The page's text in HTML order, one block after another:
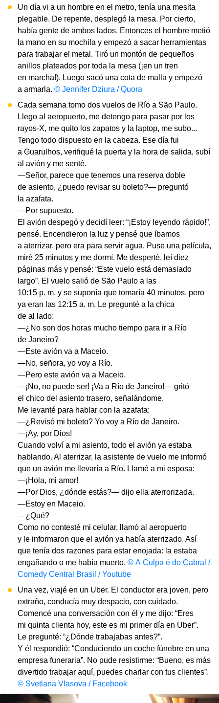
Un día vi a un hombre en el metro, tenía una mesita
plegable. De repente, desplegó la mesa. Por cierto,
había gente de ambos lados. Entonces el hombre metió
la mano en su mochila y empezó a sacar herramientas
para trabajar el metal. Tiró un montón de pequeños
anillos plateados por toda la mesa (¡en un tren
en marcha!). Luego sacó una cota de malla y empezó
a armarla. © Jennifer Dziura / Quora
Cada semana tomo dos vuelos de Río a São Paulo.
Llego al aeropuerto, me detengo para pasar por los
rayos-X, me quito los zapatos y la laptop, me subo...
Tengo todo dispuesto en la cabeza. Ese día fui
a Guarulhos, verifiqué la puerta y la hora de salida, subí
al avión y me senté.
—Señor, parece que tenemos una reserva doble
de asiento, ¿puedo revisar su boleto?— preguntó
la azafata.
—Por supuesto.
El avión despegó y decidí leer: “¡Estoy leyendo rápido!”,
pensé. Encendieron la luz y pensé que íbamos
a aterrizar, pero era para servir agua. Puse una película,
miré 25 minutos y me dormí. Me desperté, leí diez
páginas más y pensé: “Este vuelo está demasiado
largo”. El vuelo salió de São Paulo a las
10:15 p. m. y se suponía que tomaría 40 minutos, pero
ya eran las 12:15 a. m. Le pregunté a la chica
de al lado:
—¿No son dos horas mucho tiempo para ir a Río
de Janeiro?
—Este avión va a Maceio.
—No, señora, yo voy a Río.
—Pero este avión va a Maceio.
—¡No, no puede ser! ¡Va a Río de Janeiro!— gritó
el chico del asiento trasero, señalándome.
Me levanté para hablar con la azafata:
—¿Revisó mi boleto? Yo voy a Río de Janeiro.
—¡Ay, por Dios!
Cuando volví a mi asiento, todo el avión ya estaba
hablando. Al aterrizar, la asistente de vuelo me informó
que un avión me llevaría a Río. Llamé a mi esposa:
—¡Hola, mi amor!
—Por Dios, ¿dónde estás?— dijo ella aterrorizada.
—Estoy en Maceio.
—¿Qué?
Como no contesté mi celular, llamó al aeropuerto
y le informaron que el avión ya había aterrizado. Así
que tenía dos razones para estar enojada: la estaba
engañando o me había muerto. © A Culpa é do Cabral /
Comedy Central Brasil / Youtube
Una vez, viajé en un Uber. El conductor era joven, pero
extraño, conducía muy despacio, con cuidado.
Comencé una conversación con él y me dijo: “Eres
mi quinta clienta hoy, este es mi primer día en Uber”.
Le pregunté: “¿Dónde trabajabas antes?”.
Y él respondió: “Conduciendo un coche fúnebre en una
empresa funeraria”. No pude resistirme: “Bueno, es más
divertido trabajar aquí, puedes charlar con tus clientes”.
© Svetlana Vlasova / Facebook